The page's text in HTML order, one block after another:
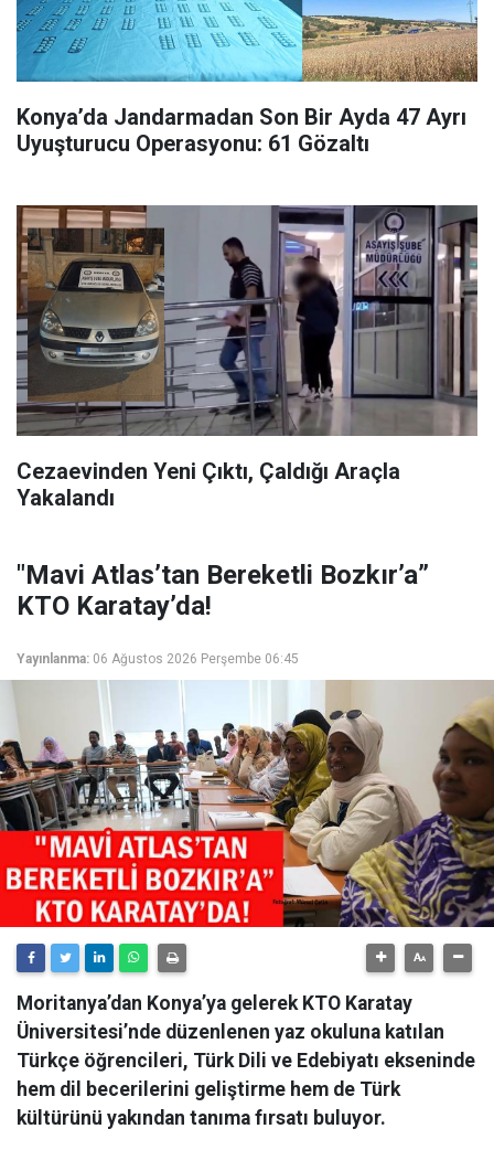
Konya’da Jandarmadan Son Bir Ayda 47 Ayrı
Uyuşturucu Operasyonu: 61 Gözaltı
Cezaevinden Yeni Çıktı, Çaldığı Araçla
Yakalandı
"Mavi Atlas’tan Bereketli Bozkır’a”
KTO Karatay’da!
Yayınlanma: 06 Ağustos 2026 Perşembe 06:45
Moritanya’dan Konya’ya gelerek KTO Karatay
Üniversitesi’nde düzenlenen yaz okuluna katılan
Türkçe öğrencileri, Türk Dili ve Edebiyatı ekseninde
hem dil becerilerini geliştirme hem de Türk
kültürünü yakından tanıma fırsatı buluyor.